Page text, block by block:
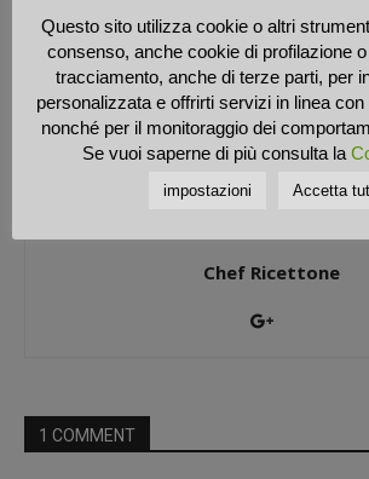
cioccolato
Chef Ricettone
1 COMMENT
Questo sito utilizza cookie o altri
consenso, anche cookie di profilazione
tracciamento, anche di terze parti, per
personalizzata e offrirti servizi in linea
nonché per il monitoraggio dei
Se vuoi saperne di più consulta la
impostazioni Accetta